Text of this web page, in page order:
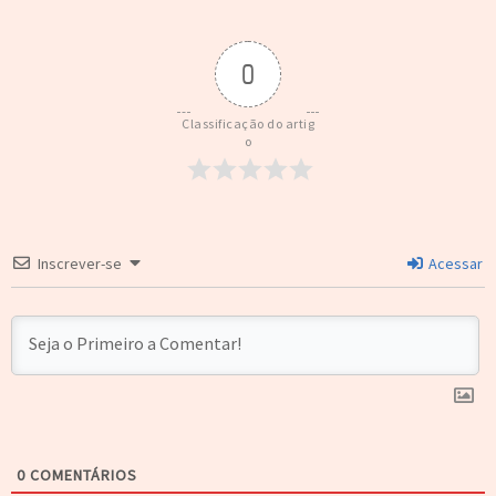
0
Classificação do artig
o
Inscrever-se Acessar
0 COMENTÁRIOS